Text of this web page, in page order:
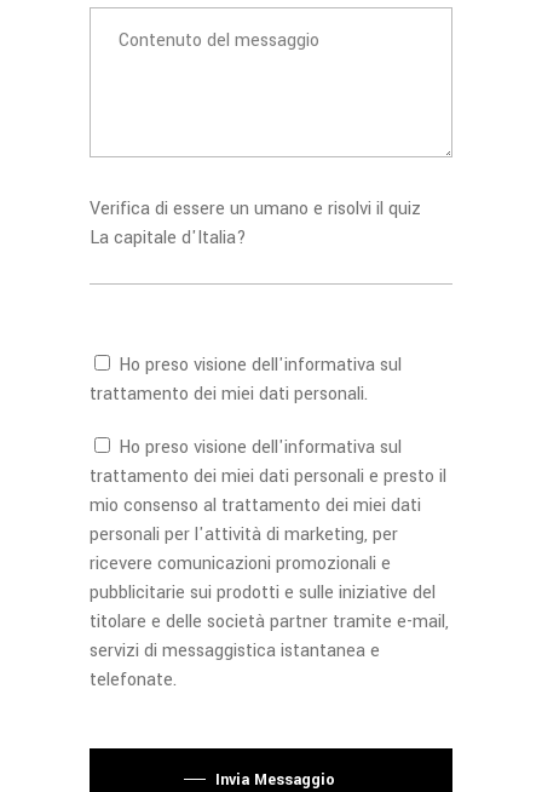
Verifica di essere un umano e risolvi il quiz
La capitale d'Italia?
Ho preso visione dell'informativasul
trattamento dei miei dati personali.
Ho preso visione dell'informativasul
trattamento dei miei dati personali e presto il
mio consenso al trattamento dei miei dati
personali per l'attività di marketing, per
ricevere comunicazioni promozionali e
pubblicitarie sui prodotti e sulle iniziative del
titolare e delle società partner tramite e-mail,
servizi di messaggistica istantanea e
telefonate.
Invia Messaggio